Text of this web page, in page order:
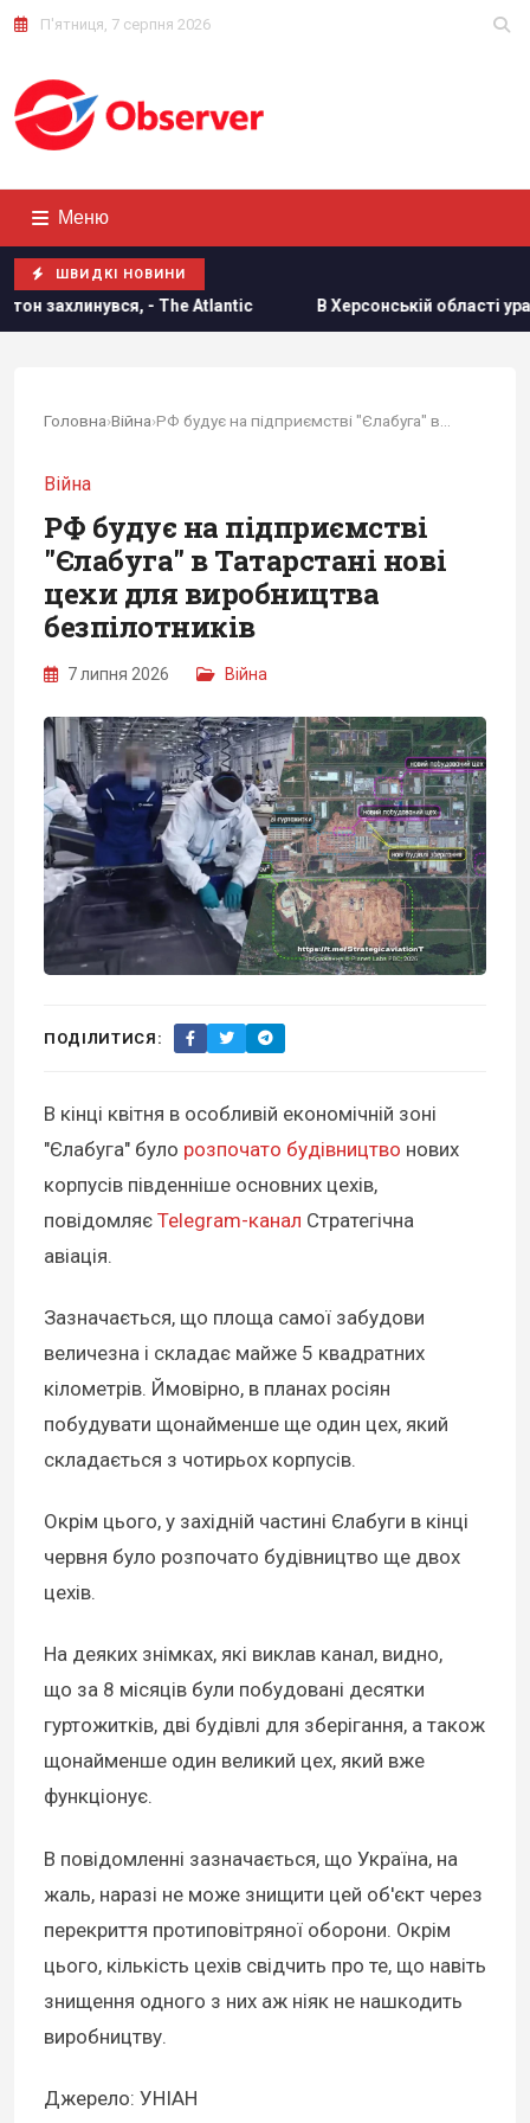
П'ятниця, 7 серпня 2026
Меню
ШВИДКІ НОВИНИ
- The Atlantic В Херсонській області уражено базу
Головна›Війна›РФ будує на підприємстві "Єлабуга" в...
Війна
РФ будує на підприємстві
"Єлабуга" в Татарстані нові
цехи для виробництва
безпілотників
7 липня 2026 Війна
ПОДІЛИТИСЯ:
В кінці квітня в особливій економічній зоні
"Єлабуга" було розпочато будівництво нових
корпусів південніше основних цехів,
повідомляє Telegram-канал Стратегічна
авіація.
Зазначається, що площа самої забудови
величезна і складає майже 5 квадратних
кілометрів. Ймовірно, в планах росіян
побудувати щонайменше ще один цех, який
складається з чотирьох корпусів.
Окрім цього, у західній частині Єлабуги в кінці
червня було розпочато будівництво ще двох
цехів.
На деяких знімках, які виклав канал, видно,
що за 8 місяців були побудовані десятки
гуртожитків, дві будівлі для зберігання, а також
щонайменше один великий цех, який вже
функціонує.
В повідомленні зазначається, що Україна, на
жаль, наразі не може знищити цей об'єкт через
перекриття протиповітряної оборони. Окрім
цього, кількість цехів свідчить про те, що навіть
знищення одного з них аж ніяк не нашкодить
виробництву.
Джерело: УНІАН